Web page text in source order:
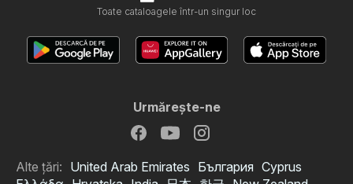
Toate cataloagele într-un singur loc
Urmăreşte-ne
Alte țări: United Arab Emirates България Cyprus